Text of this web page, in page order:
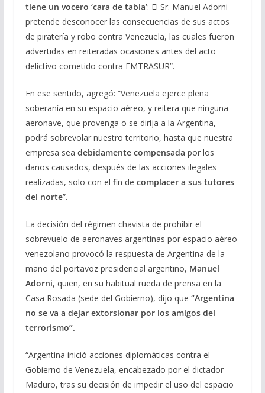
tiene un vocero ‘cara de tabla’: El Sr. Manuel Adorni
pretende desconocer las consecuencias de sus actos
de piratería y robo contra Venezuela, las cuales fueron
advertidas en reiteradas ocasiones antes del acto
delictivo cometido contra EMTRASUR”.
En ese sentido, agregó: “Venezuela ejerce plena
soberanía en su espacio aéreo, y reitera que ninguna
aeronave, que provenga o se dirija a la Argentina,
podrá sobrevolar nuestro territorio, hasta que nuestra
empresa sea debidamente compensada por los
daños causados, después de las acciones ilegales
realizadas, solo con el fin de complacer a sus tutores
del norte”.
La decisión del régimen chavista de prohibir el
sobrevuelo de aeronaves argentinas por espacio aéreo
venezolano provocó la respuesta de Argentina de la
mano del portavoz presidencial argentino, Manuel
Adorni, quien, en su habitual rueda de prensa en la
Casa Rosada (sede del Gobierno), dijo que “Argentina
no se va a dejar extorsionar por los amigos del
terrorismo”.
“Argentina inició acciones diplomáticas contra el
Gobierno de Venezuela, encabezado por el dictador
Maduro, tras su decisión de impedir el uso del espacio